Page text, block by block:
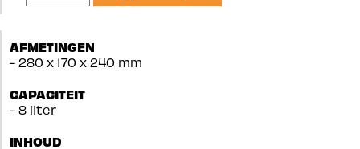
AFMETINGEN
- 280 x 170 x 240 mm
CAPACITEIT
- 8 liter
INHOUD